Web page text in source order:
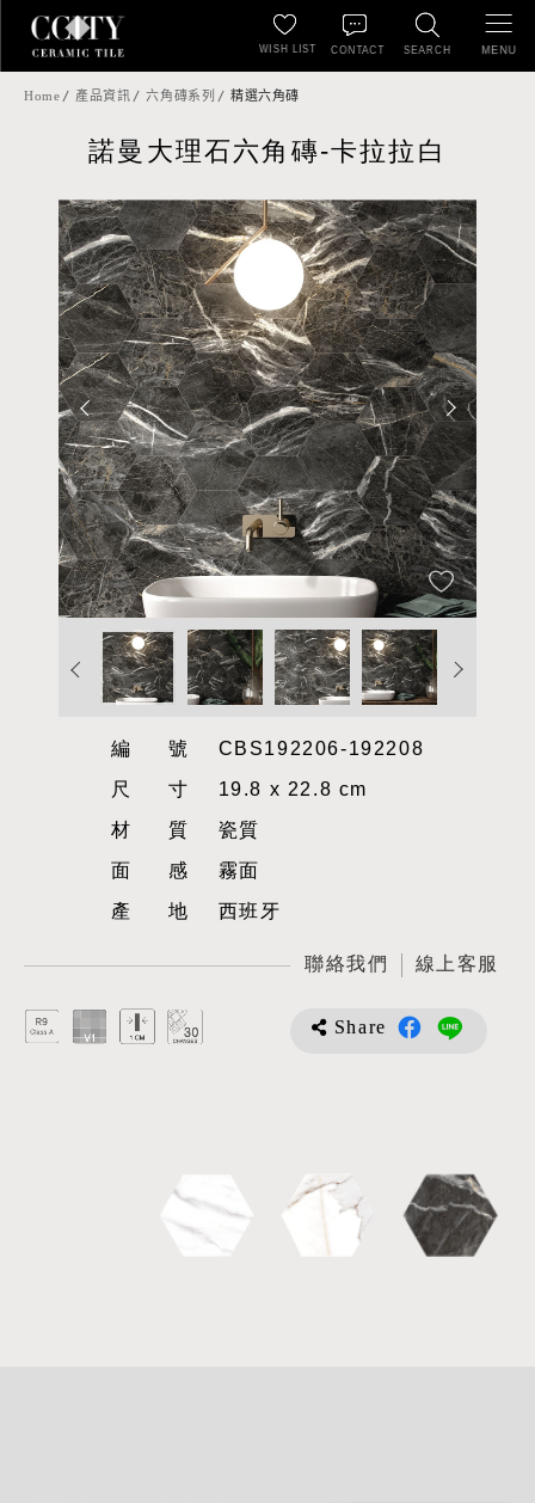
SEARCH
WISH LIST CONTACT MENU
Home 產品資訊 六角磚系列 精選六角磚
諾曼大理石六角磚-卡拉拉白
編號CBS192206-192208
尺寸19.8 x 22.8 cm
材質瓷質
面感霧面
產地西班牙
聯絡我們 線上客服
Share